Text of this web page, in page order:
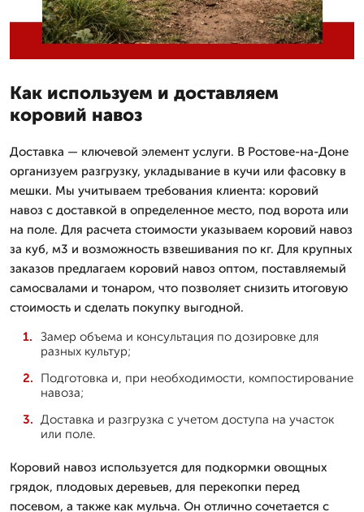
Как используем и доставляем
коровий навоз
Доставка — ключевой элемент услуги. В Ростове-на-Доне
организуем разгрузку, укладывание в кучи или фасовку в
мешки. Мы учитываем требования клиента: коровий
навоз с доставкой в определенное место, под ворота или
на поле. Для расчета стоимости указываем коровий навоз
за куб, м3 и возможность взвешивания по кг. Для крупных
заказов предлагаем коровий навоз оптом, поставляемый
самосвалами и тонаром, что позволяет снизить итоговую
стоимость и сделать покупку выгодной.
Замер объема и консультация по дозировке для
разных культур;
Подготовка и, при необходимости, компостирование
навоза;
Доставка и разгрузка с учетом доступа на участок
или поле.
Коровий навоз используется для подкормки овощных
грядок, плодовых деревьев, для перекопки перед
посевом, а также как мульча. Он отлично сочетается с